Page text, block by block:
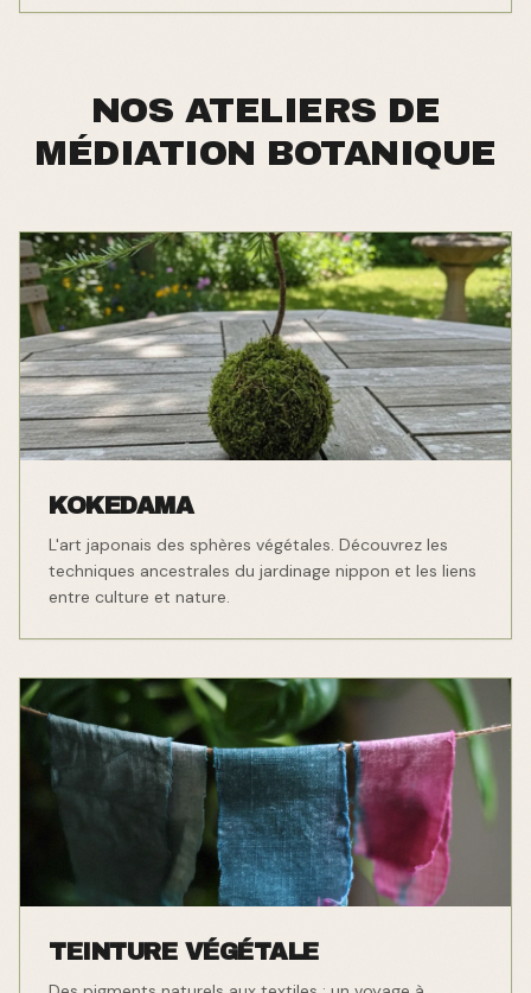
NOS ATELIERS DE
MÉDIATION BOTANIQUE
KOKEDAMA
L'art japonais des sphères végétales. Découvrez les
techniques ancestrales du jardinage nippon et les liens
entre culture et nature.
TEINTURE VÉGÉTALE